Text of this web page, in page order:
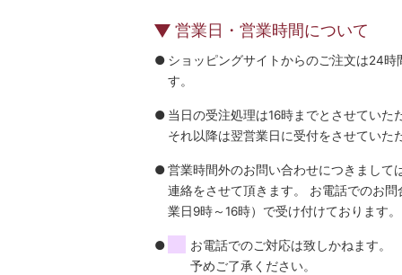
営業日・営業時間について
ショッピングサイトからのご注文は24
す。
当日の受注処理は16時までとさせていた
それ以降は翌営業日に受付をさせていた
営業時間外のお問い合わせにつきまして
連絡をさせて頂きます。 お電話でのお
業日9時～16時）で受け付けております。
お電話でのご対応は致しかねます。
予めご了承ください。